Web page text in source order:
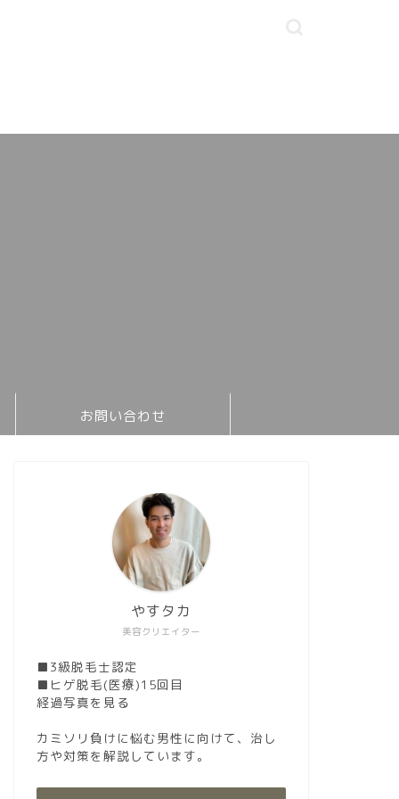
お問い合わせ
美容クリエイター
やすタカ
■3級脱毛士認定
■ヒゲ脱毛(医療)15回目
経過写真を見る
カミソリ負けに悩む男性に向けて、治し
方や対策を解説しています。